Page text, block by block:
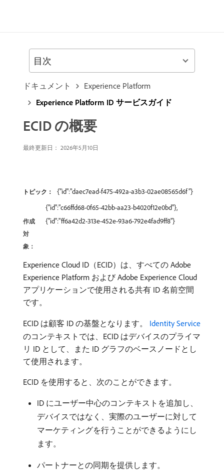
ドキュメント
Experience Platform
Experience Platform ID サービスガイド
ECID の概要
最終更新日： 2026年5月10日
トピック： {"id":"daec7ead-f475-492a-a3b3-02ae08565d6f"}
作成
対
象：
{"id":"c66ffd68-0f65-42bb-aa23-b4020f12e0bd"},
{"id":"ff6a42d2-313e-452e-93a6-792e4fad9ff8"}
Experience Cloud ID（ECID）は、すべての Adobe
Experience Platform および Adobe Experience Cloud
アプリケーションで使用される共有 ID 名前空間
です。
ECID は顧客 ID の基盤となります。 Identity Service
のコンテキストでは、ECID はデバイスのプライマ
リ ID として、また ID グラフのベースノードとし
て使用されます。
ECID を使用すると、次のことができます。
ID にユーザー中心のコンテキストを追加し、
デバイスではなく、実際のユーザーに対して
マーケティングを行うことができるようにし
ます。
パートナーとの同期を提供します。
目次